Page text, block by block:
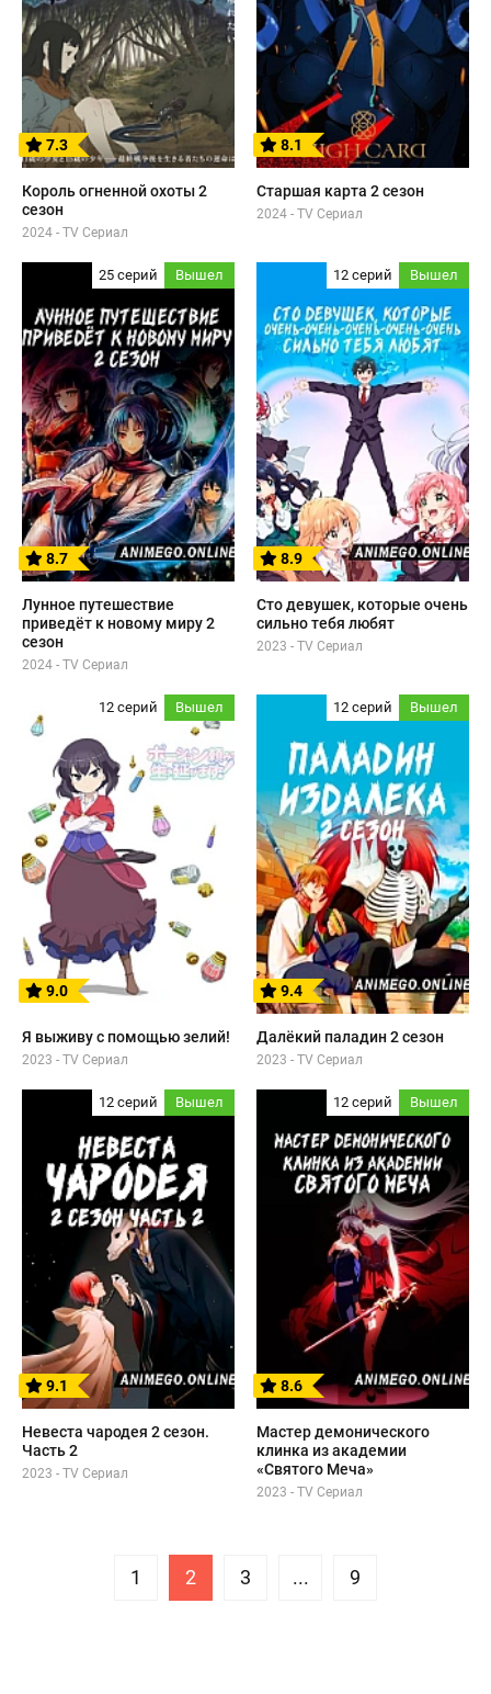
7.3
Король огненной охоты 2
сезон
2024 - TV Сериал
8.1
Старшая карта 2 сезон
2024 - TV Сериал
25 серий Вышел
8.7
Лунное путешествие
приведёт к новому миру 2
сезон
2024 - TV Сериал
12 серий Вышел
8.9
Сто девушек, которые очень
сильно тебя любят
2023 - TV Сериал
12 серий Вышел
9.0
Я выживу с помощью зелий!
2023 - TV Сериал
12 серий Вышел
9.4
Далёкий паладин 2 сезон
2023 - TV Сериал
12 серий Вышел
9.1
Невеста чародея 2 сезон.
Часть 2
2023 - TV Сериал
12 серий Вышел
8.6
Мастер демонического
клинка из академии
«Святого Меча»
2023 - TV Сериал
1 2 3 ... 9